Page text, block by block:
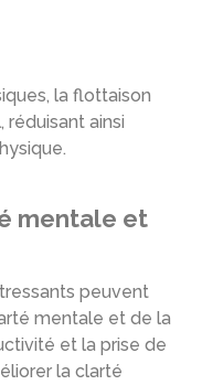
la flottaison
ainsi
mentale et
peuvent
mentale et de la
et la prise de
la clarté